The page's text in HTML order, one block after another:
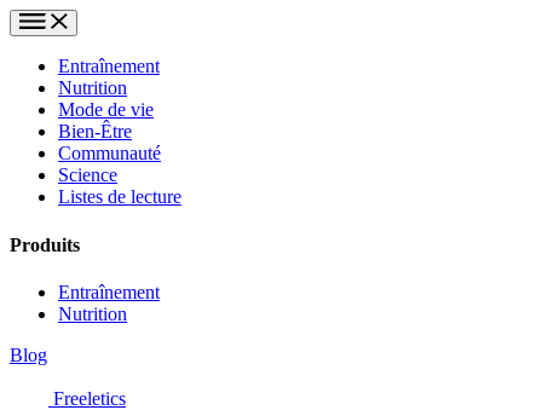
Entraînement
Nutrition
Mode de vie
Bien-Être
Communauté
Science
Listes de lecture
Produits
Entraînement
Nutrition
Blog
Freeletics